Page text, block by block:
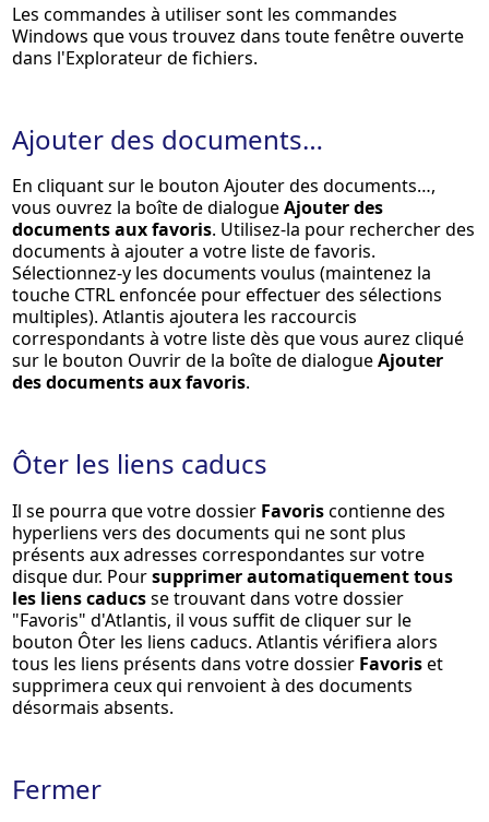
Les commandes à utiliser sont les commandes
Windows que vous trouvez dans toute fenêtre ouverte
dans l'Explorateur de fichiers.
Ajouter des documents…
En cliquant sur le boutonAjouter des documents…,
vous ouvrez la boîte de dialogueAjouter des
documents aux favoris. Utilisez-la pour rechercher des
documents à ajouter a votre liste de favoris.
Sélectionnez-y les documents voulus (maintenez la
touche CTRLenfoncée pour effectuer des sélections
multiples). Atlantis ajoutera les raccourcis
correspondants à votre liste dès que vous aurez cliqué
sur le bouton Ouvrirde la boîte de dialogueAjouter
des documents aux favoris.
Ôter les liens caducs
Il se pourra que votre dossier Favoriscontienne des
hyperliens vers des documents qui ne sont plus
présents aux adresses correspondantes sur votre
disque dur. Poursupprimer automatiquement tous
les liens caducsse trouvant dans votre dossier
"Favoris" d'Atlantis, il vous suffit de cliquer sur le
bouton Ôter les liens caducs. Atlantis vérifiera alors
tous les liens présents dans votre dossier Favoriset
supprimera ceux qui renvoient à des documents
désormais absents.
Fermer